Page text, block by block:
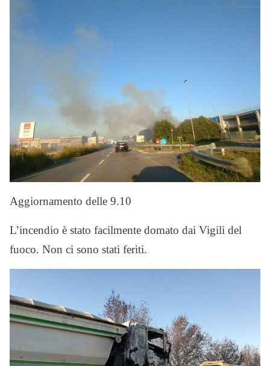
Aggiornamento delle 9.10
L’incendio è stato facilmente domato dai Vigili del
fuoco. Non ci sono stati feriti.